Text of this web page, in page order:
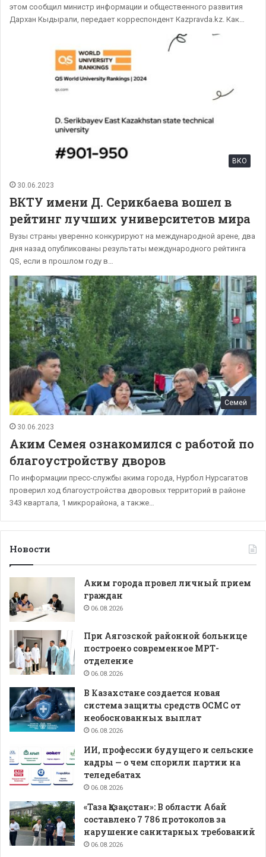
этом сообщил министр информации и общественного развития
Дархан Кыдырали, передает корреспондент Кazpravda.kz. Как…
ВКО
30.06.2023
ВКТУ имени Д. Серикбаева вошел в
рейтинг лучших университетов мира
Вузы страны уверенно конкурируют на международной арене, два
дня назад опубликованы результаты международного рейтинга
QS, если в прошлом году в…
Семей
30.06.2023
Аким Семея ознакомился с работой по
благоустройству дворов
По информации пресс-службы акима города, Нурбол Нурсагатов
проверил ход благоустройства дворовых территорий в районе
343 квартала, 1 микрорайона, а также…
Новости
Аким города провел личный прием
граждан
06.08.2026
При Аягозской районной больнице
построено современное МРТ-
отделение
06.08.2026
В Казахстане создается новая
система защиты средств ОСМС от
необоснованных выплат
06.08.2026
ИИ, профессии будущего и сельские
кадры — о чем спорили партии на
теледебатах
06.08.2026
«Таза Қазақстан»: В области Абай
составлено 7 786 протоколов за
нарушение санитарных требований
06.08.2026